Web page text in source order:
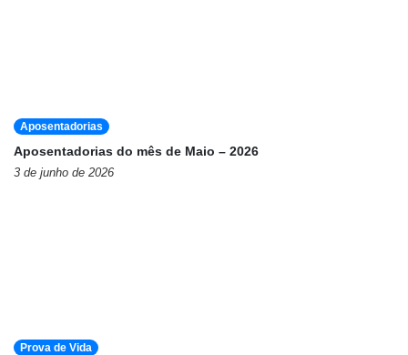
Aposentadorias
Aposentadorias do mês de Maio – 2026
3 de junho de 2026
Prova de Vida